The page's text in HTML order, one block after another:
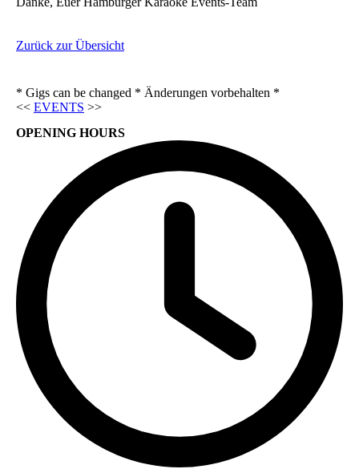
Zurück zur Übersicht
* Gigs can be changed * Änderungen vorbehalten *
<< EVENTS >>
OPENING HOURS